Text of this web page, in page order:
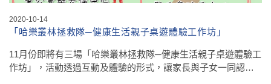
2020-10-14
「哈樂叢林拯救隊─健康生活親子桌遊體驗工作坊」
11月份即將有三場「哈樂叢林拯救隊─健康生活親子桌遊體驗工
作坊」，活動透過互動及體驗的形式，讓家長與子女一同認…